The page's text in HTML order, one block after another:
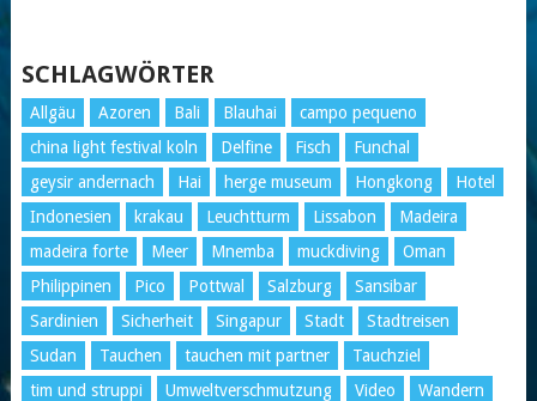
SCHLAGWÖRTER
Allgäu Azoren Bali Blauhai
campo pequeno
china light festival koln
Delfine Fisch
Funchal
geysir andernach
Hai herge museum Hongkong
Hotel
Indonesien
krakau Leuchtturm Lissabon
Madeira
madeira forte
Meer Mnemba muckdiving
Oman
Philippinen
Pico Pottwal Salzburg
Sansibar
Sardinien
Sicherheit Singapur Stadt
Stadtreisen
Sudan
Tauchen tauchen mit partner
Tauchziel
tim und struppi
Umweltverschmutzung Video
Wandern